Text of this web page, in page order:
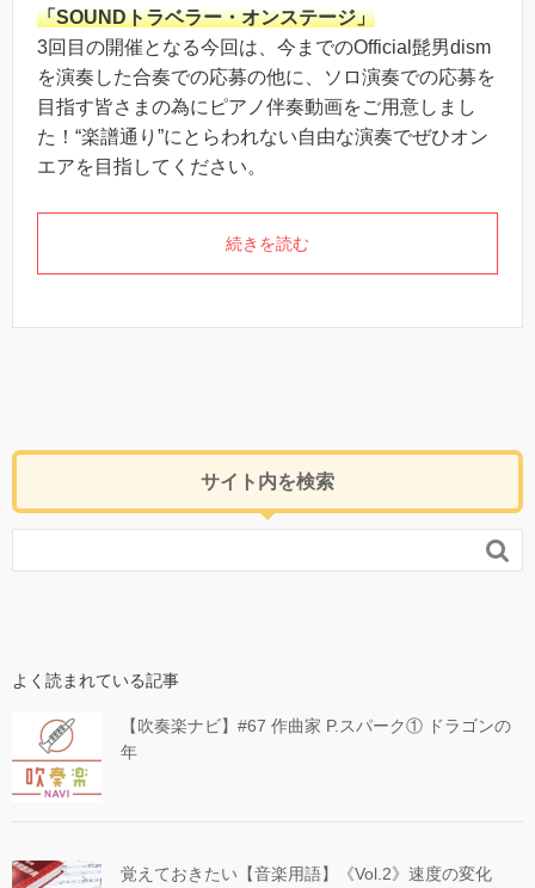
「SOUNDトラベラー・オンステージ」
3回目の開催となる今回は、今までのOfficial髭男dism
を演奏した合奏での応募の他に、ソロ演奏での応募を
目指す皆さまの為にピアノ伴奏動画をご用意しまし
た！“楽譜通り”にとらわれない自由な演奏でぜひオン
エアを目指してください。
続きを読む
サイト内を検索

よく読まれている記事
【吹奏楽ナビ】#67 作曲家 P.スパーク① ドラゴンの
年
覚えておきたい【音楽用語】《Vol.2》速度の変化